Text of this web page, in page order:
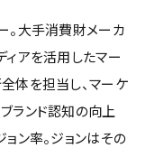
。大手消費財メーカ
ィアを活用したマー
体を担当し、マーケ
ランド認知の向上
ン率。ジョンはその